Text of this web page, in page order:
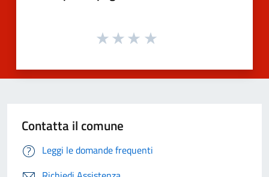
Contatta il comune
Leggi le domande frequenti